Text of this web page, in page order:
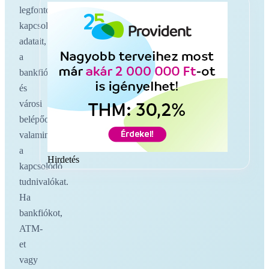
legfontosabb
kapcsolati
adatait,
a
bankfiókokat
és
városi
belépőoldalakat,
valamint
a
kapcsolódó
tudnivalókat.
Ha
bankfiókot,
ATM-
et
vagy
Hirdetés